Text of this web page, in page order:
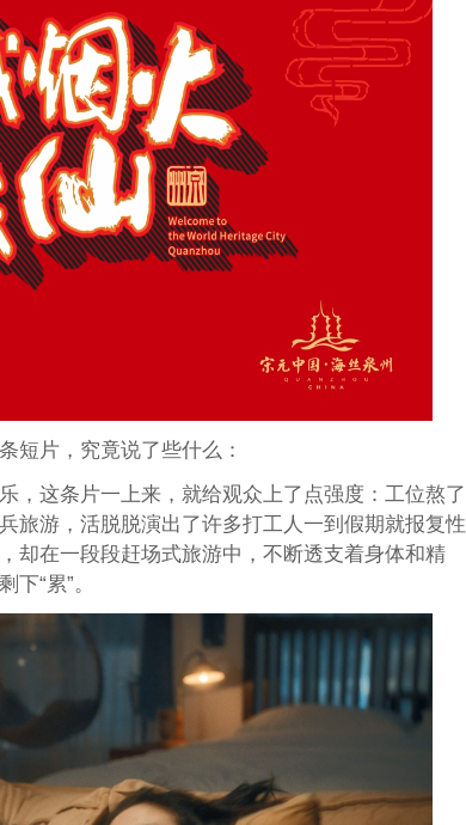
短片，究竟说了些什么：
，这条片一上来，就给观众上了点强度：工位熬了
旅游，活脱脱演出了许多打工人一到假期就报复性
却在一段段赶场式旅游中，不断透支着身体和精
“累”。